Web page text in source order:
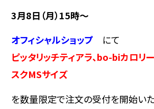
3月8日（月）15時～
オフィシャルショップ にて
ピッタリッチティアラ、bo-biカロリ
スクMSサイズ
を数量限定で注文の受付を開始いた